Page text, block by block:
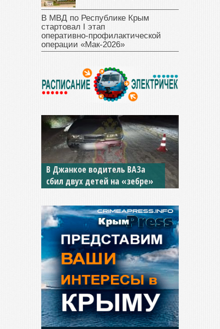
В МВД по Республике Крым
стартовал I этап
оперативно‑профилактической
операции «Мак‑2026»
В Джанкое водитель ВАЗа
сбил двух детей на «зебре»